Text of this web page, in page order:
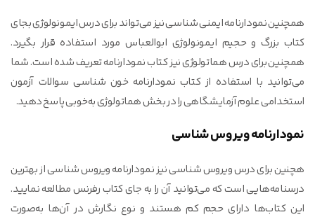
همچنین نمودارنامه ایمنی شناسی نیز می‌تواند برای درس ایمونولوژی بجای
کتاب بزرگ و حجیم ایمونولوژی ابوالعباس مورد استفاده قرار بگیرد.
همچنین برای درس هماتولوژی نیز کتاب نمودارنامه تعریف شده است. شما
می‌توانید با استفاده از کتاب نمودارنامه خون شناسی سوالات آزمون
استخدامی علوم آزمایشگاهی را در بخش هماتولوژی به‌خوبی پاسخ دهید.
نمودارنامه ویروس شناسی
هچنین برای درس ویروس شناسی نیز نمودارنامه ویروس شناسی از بهترین
درسنامه‌هایی است که می‌توانید آن را به جای کتاب رفرنس مطالعه نمایید.
این کتاب‌ها دارای حجم کم هستند و نوع نگارش در آن‌ها به‌صورت